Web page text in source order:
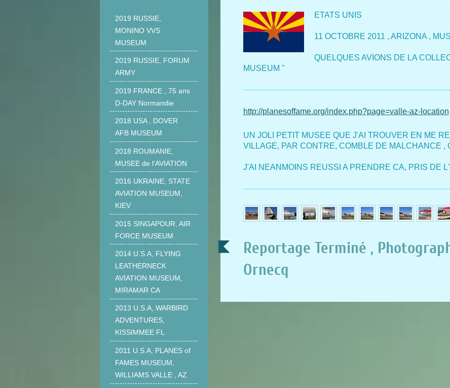
ETATS UNIS
11 OCTOBRE 2011 , ARIZONA ,
QUELQUES AVIONS DE LA
MUSEUM "
http://planesoffame.org/index.php?page=valle-az-location
UN JOLI PETIT MUSEE QUE J'AI TROUVER EN ME
VILLAGE, PAR CONTRE, COMBLE DE MALCHANCE ,
J'AI NEANMOINS REUSSI A PRENDRE CA, PRIS DE
Reportage Terminé ,
Ornecq
2019 RUSSIE,
MONINO VVS
MUSEUM
2019 RUSSIE, FORUM
ARMY
2019 FRANCE , 75 ans
D-DAY Normandie
2018 USA , DOVER
AFB MUSEUM
2018 ROUMANIE,
MUSEE de l'AVIATION
2016 UKRAINE, STATE
AVIATION MUSEUM,
KIEV
2015 SINGAPOUR, AIR
FORCE MUSEUM
2014 U.S.A, FLYING
LEATHERNECK
AVIATION MUSEUM,
MIRAMAR CA
2013 U.S.A, WARBIRD
ADVENTURES,
KISSIMMEE FL
2011 U.S.A, PLANES of
FAMES MUSEUM,
WILLIAMS VALLE , AZ